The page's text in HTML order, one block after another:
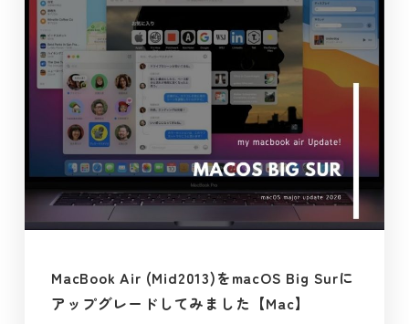
MacBook Air (Mid2013)をmacOS Big Surに
アップグレードしてみました【Mac】